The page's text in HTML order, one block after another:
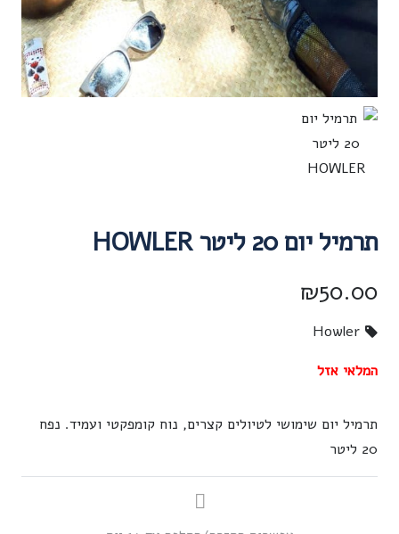
תרמיל יום 20 ליטר HOWLER
₪50.00
Howler
המלאי אזל
תרמיל יום שימושי לטיולים קצרים, נוח קומפקטי ועמיד. נפח
20 ליטר